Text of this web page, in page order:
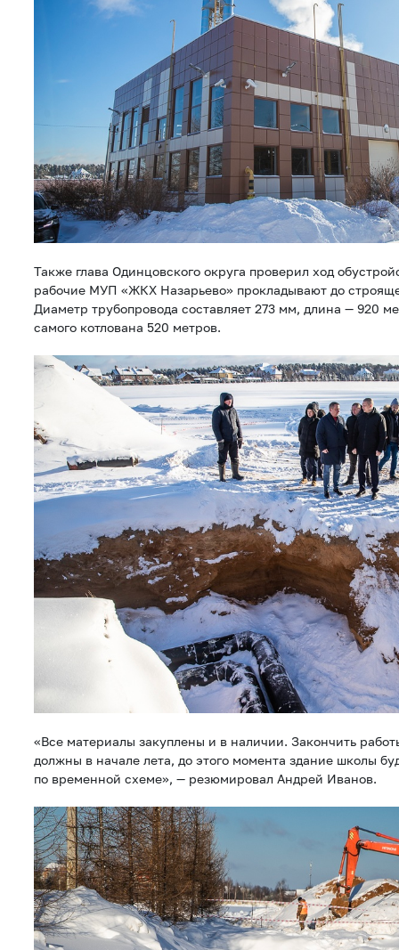
Также глава Одинцовского округа проверил ход
рабочие МУП «ЖКХ Назарьево» прокладывают до
Диаметр трубопровода составляет 273 мм, длина — 920
самого котлована 520 метров.
«Все материалы закуплены и в наличии. Закончить
должны в начале лета, до этого момента здание школы
по временной схеме», — резюмировал Андрей Иванов.